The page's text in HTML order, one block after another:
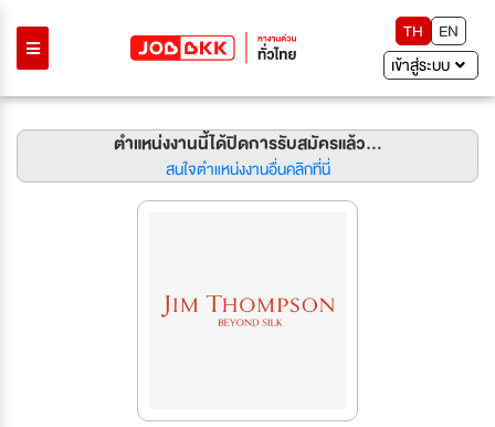
TH
EN
เข้าสู่ระบบ
ตำแหน่งงานนี้ได้ปิดการรับสมัครแล้ว...
สนใจตำแหน่งงานอื่นคลิกที่นี่